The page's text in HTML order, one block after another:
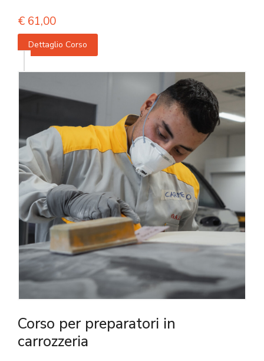
€ 61,00
Dettaglio Corso
Corso per preparatori in
carrozzeria